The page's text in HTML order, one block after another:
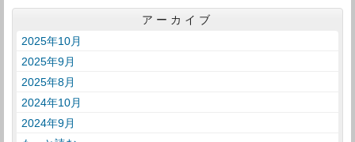
アーカイブ
2025年10月
2025年9月
2025年8月
2024年10月
2024年9月